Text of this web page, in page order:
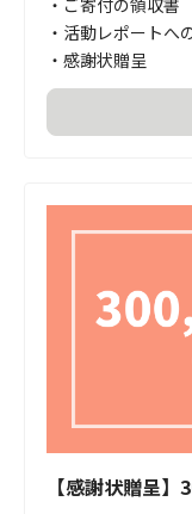
・活動レポートへ
・感謝状贈呈
【感謝状贈呈】